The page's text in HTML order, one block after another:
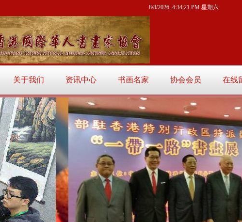
关于我们 资讯中心 书画名家 协会会员 在线
8/8/2026, 4:34:22 PM 星期六